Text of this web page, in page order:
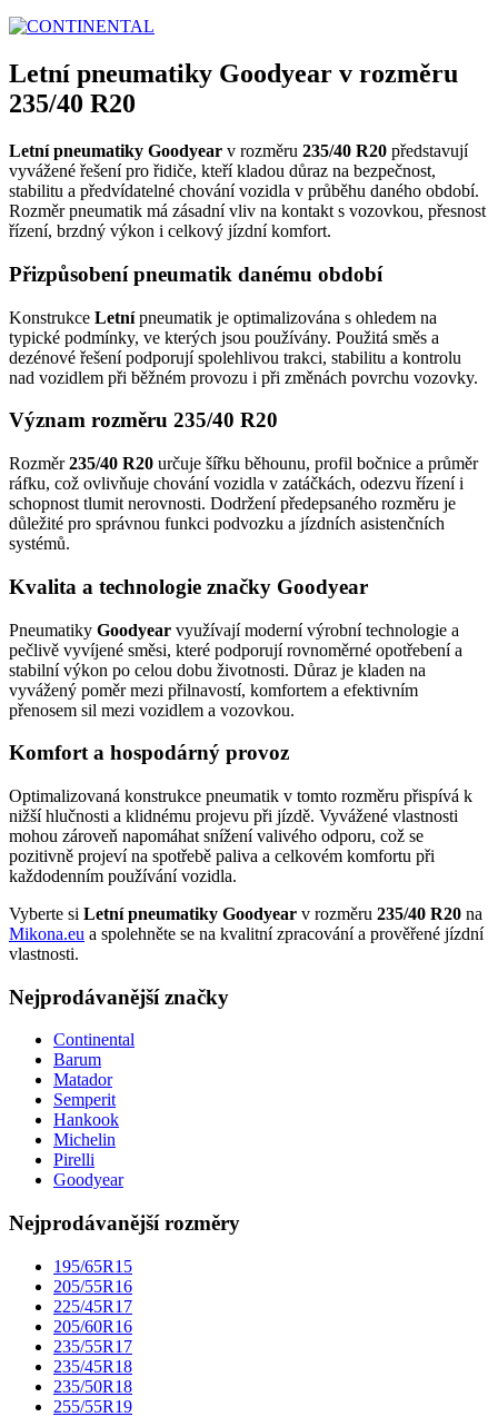
Letní pneumatiky Goodyear v rozměru
235/40 R20
Letní pneumatiky Goodyear v rozměru 235/40 R20 představují
vyvážené řešení pro řidiče, kteří kladou důraz na bezpečnost,
stabilitu a předvídatelné chování vozidla v průběhu daného období.
Rozměr pneumatik má zásadní vliv na kontakt s vozovkou, přesnost
řízení, brzdný výkon i celkový jízdní komfort.
Přizpůsobení pneumatik danému období
Konstrukce Letnípneumatik je optimalizována s ohledem na
typické podmínky, ve kterých jsou používány. Použitá směs a
dezénové řešení podporují spolehlivou trakci, stabilitu a kontrolu
nad vozidlem při běžném provozu i při změnách povrchu vozovky.
Význam rozměru 235/40 R20
Rozměr235/40 R20 určuje šířku běhounu, profil bočnice a průměr
ráfku, což ovlivňuje chování vozidla v zatáčkách, odezvu řízení i
schopnost tlumit nerovnosti. Dodržení předepsaného rozměru je
důležité pro správnou funkci podvozku a jízdních asistenčních
systémů.
Kvalita a technologie značky Goodyear
Pneumatiky Goodyear využívají moderní výrobní technologie a
pečlivě vyvíjené směsi, které podporují rovnoměrné opotřebení a
stabilní výkon po celou dobu životnosti. Důraz je kladen na
vyvážený poměr mezi přilnavostí, komfortem a efektivním
přenosem sil mezi vozidlem a vozovkou.
Komfort a hospodárný provoz
Optimalizovaná konstrukce pneumatik v tomto rozměru přispívá k
nižší hlučnosti a klidnému projevu při jízdě. Vyvážené vlastnosti
mohou zároveň napomáhat snížení valivého odporu, což se
pozitivně projeví na spotřebě paliva a celkovém komfortu při
každodenním používání vozidla.
Vyberte si Letní pneumatiky Goodyear v rozměru 235/40 R20 na
Mikona.eu a spolehněte se na kvalitní zpracování a prověřené jízdní
vlastnosti.
Nejprodávanější značky
Continental
Barum
Matador
Semperit
Hankook
Michelin
Pirelli
Goodyear
Nejprodávanější rozměry
195/65R15
205/55R16
225/45R17
205/60R16
235/55R17
235/45R18
235/50R18
255/55R19